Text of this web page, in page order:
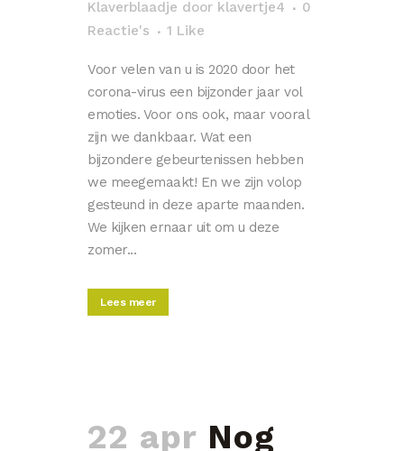
Klaverblaadje door klavertje4
0
Reactie's
1 Like
Voor velen van u is 2020 door het
corona-virus een bijzonder jaar vol
emoties. Voor ons ook, maar vooral
zijn we dankbaar. Wat een
bijzondere gebeurtenissen hebben
we meegemaakt! En we zijn volop
gesteund in deze aparte maanden.
We kijken ernaar uit om u deze
zomer...
Lees meer
22 apr Nog